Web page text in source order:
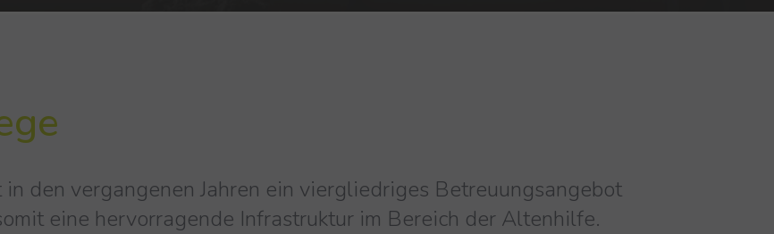
den vergangenen Jahren ein viergliedriges Betreuungsangebot
eine hervorragende Infrastruktur im Bereich der Altenhilfe.